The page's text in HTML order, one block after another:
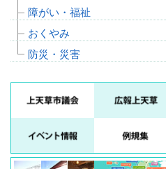
障がい・福祉
おくやみ
防災・災害